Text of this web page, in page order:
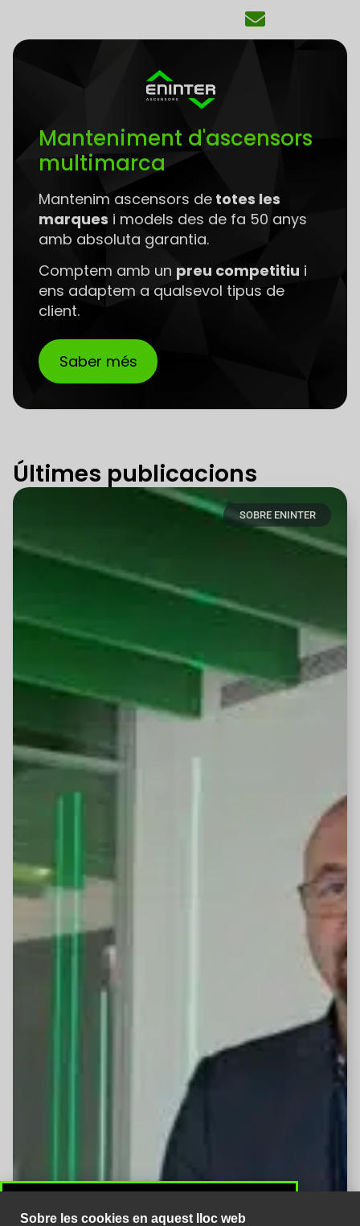
Manteniment d'ascensors
multimarca
Mantenim ascensors de totes les
marques i models des de fa 50 anys
amb absoluta garantia.
Comptem amb un preu competitiu i
ens adaptem a qualsevol tipus de
client.
Saber més
Últimes publicacions
SOBRE ENINTER
Sobre les cookies en aquest lloc web